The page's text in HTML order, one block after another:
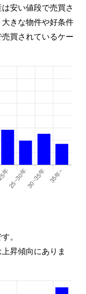
安い値段で売買さ
きな物件や好条件
買されているケー
。
昇傾向にありま